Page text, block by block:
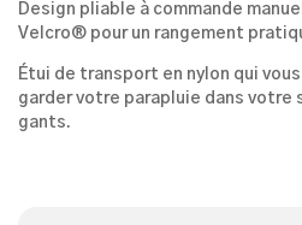
Design pliable à commande
Velcro® pour un rangement
Étui de transport en nylon qui
garder votre parapluie dans votre
gants.